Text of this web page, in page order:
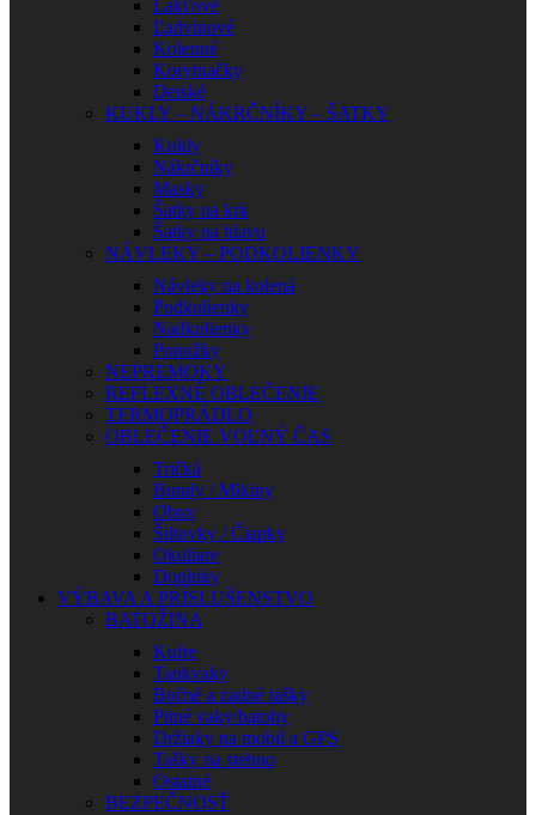
Lakťové
Ľadvinové
Kolenné
Korytnačky
Detské
KUKLY – NÁKRČNÍKY – ŠATKY
Kukly
Nákrčníky
Masky
Šatky na krk
Šatky na hlavu
NÁVLEKY – PODKOLIENKY
Návleky na kolená
Podkolienky
Nadkolienky
Ponožky
NEPREMOKY
REFLEXNÉ OBLEČENIE
TERMOPRÁDLO
OBLEČENIE VOĽNÝ ČAS
Tričká
Bundy / Mikiny
Obuv
Šiltovky / Čiapky
Okuliare
Doplnky
VÝBAVA A PRÍSLUŠENSTVO
BATOŽINA
Kufre
Tankvaky
Bočné a zadné tašky
Pitné vaky/batohy
Držiaky na mobil a GPS
Tašky na stehno
Ostatné
BEZPEČNOSŤ